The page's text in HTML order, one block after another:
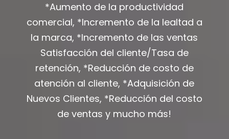
*Aumento de la productividad
comercial, *Incremento de la lealtad a
la marca, *Incremento de las ventas
Satisfacción del cliente/Tasa de
retención, *Reducción de costo de
atención al cliente, *Adquisición de
Nuevos Clientes, *Reducción del costo
de ventas y mucho más!